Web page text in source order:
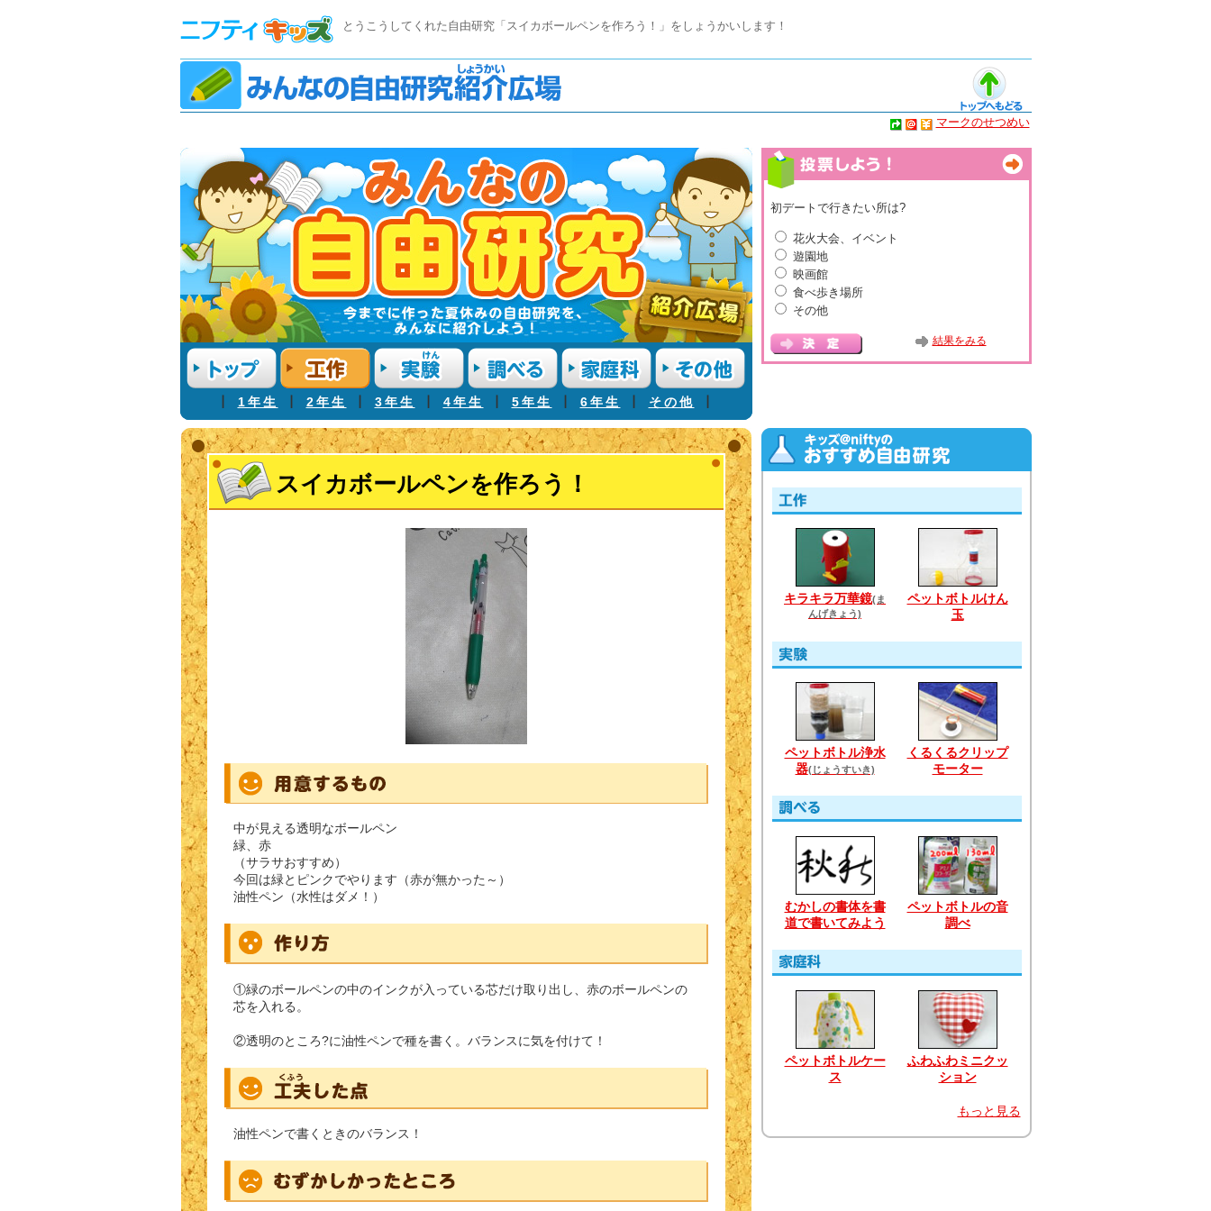
とうこうしてくれた自由研究「スイカボールペンを作ろう！」をしょうかいします！
マークのせつめい
1年生 2年生 3年生 4年生 5年生 6年生 その他
初デートで行きたい所は?
花火大会、イベント
遊園地
映画館
食べ歩き場所
その他
結果をみる
スイカボールペンを作ろう！
中が見える透明なボールペン
緑、赤
（サラサおすすめ）
今回は緑とピンクでやります（赤が無かった～）
油性ペン（水性はダメ！）
①緑のボールペンの中のインクが入っている芯だけ取り出し、赤のボールペンの
芯を入れる。
②透明のところ?に油性ペンで種を書く。バランスに気を付けて！
油性ペンで書くときのバランス！
キラキラ万華鏡(ま
んげきょう)
ペットボトルけん
玉
ペットボトル浄水
器(じょうすいき)
くるくるクリップ
モーター
むかしの書体を書
道で書いてみよう
ペットボトルの音
調べ
ペットボトルケー
ス
ふわふわミニクッ
ション
もっと見る